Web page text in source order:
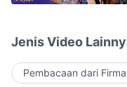
Jenis Video
Pembacaan dari